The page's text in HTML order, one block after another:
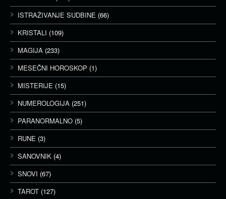
ISTRAŽIVANJE SUDBINE (66)
KRISTALI (109)
MAGIJA (233)
MESEČNI HOROSKOP (1)
MISTERIJE (15)
NUMEROLOGIJA (251)
PARANORMALNO (5)
RUNE (3)
SANOVNIK (4)
SNOVI (67)
TAROT (127)